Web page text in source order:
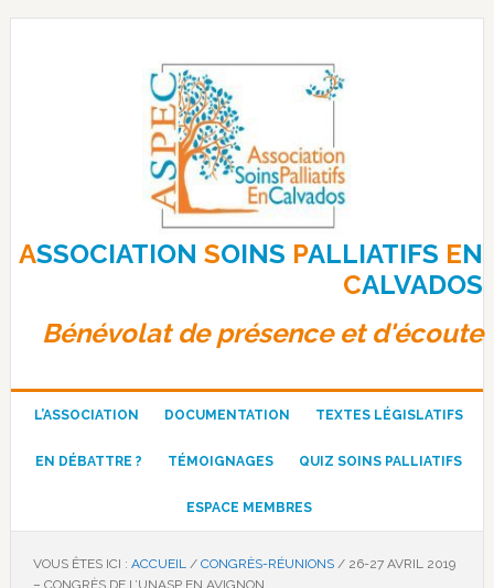
Passer
Passer
Passer
ASSOCIATIONSOINS PALLIATIFS EN
CALVADOS
Bénévolat de présence et d'écoute
L’ASSOCIATION DOCUMENTATION TEXTES LÉGISLATIFS
EN DÉBATTRE ? TÉMOIGNAGES QUIZ SOINS PALLIATIFS
ESPACE MEMBRES
VOUS ÊTES ICI : ACCUEIL / CONGRÈS-RÉUNIONS /26-27 AVRIL 2019
– CONGRÈS DE L’UNASP EN AVIGNON